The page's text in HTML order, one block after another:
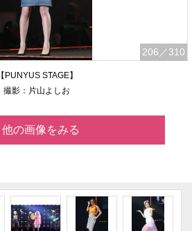
206 ／310
【PUNYUS STAGE】
撮影：片山よしお
他の画像をみる